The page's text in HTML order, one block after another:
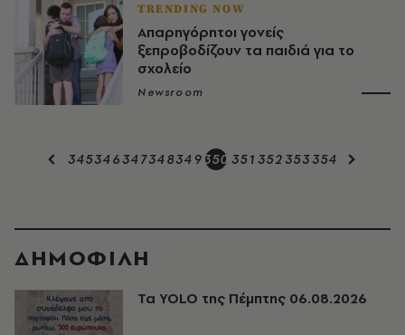
TRENDING NOW
Απαρηγόρητοι γονείς
ξεπροβοδίζουν τα παιδιά για το
σχολείο
Newsroom
345346 347348349 350 351 352 353354
ΔΗΜΟΦΙΛΗ
Τα YOLO της Πέμπτης 06.08.2026